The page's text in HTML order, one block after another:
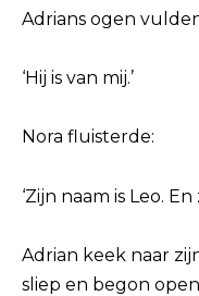
Adrians ogen
‘Hij is van mij.’
Nora fluisterde:
‘Zijn naam is Leo. En
Adrian keek naar
sliep en begon